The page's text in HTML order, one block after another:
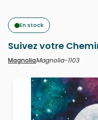
En stock
Suivez votre
MagnoliaMagnolia-1103